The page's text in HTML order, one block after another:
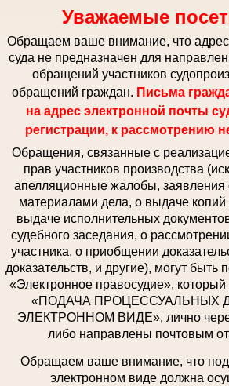
Уважаемые
Обращаем ваше внимание, что адрес
суда не предназначен для
обращений участников
обращений граждан. Письма
на адрес электронной почты
регистрации, к рассмотрению
Обращения, связанные с
прав участников производства
апелляционные жалобы, заявления
материалами дела, о выдаче копий
выдаче исполнительных
судебного заседания, о
участника, о приобщении
доказательств, и другие), могут быть
«Электронное правосудие», который
«ПОДАЧА ПРОЦЕССУАЛЬНЫХ
ЭЛЕКТРОННОМ ВИДЕ», лично
либо направлены почтовым
Обращаем ваше внимание, что
электронном виде должна